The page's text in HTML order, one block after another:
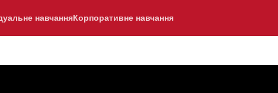
навчанняКорпоративне навчання